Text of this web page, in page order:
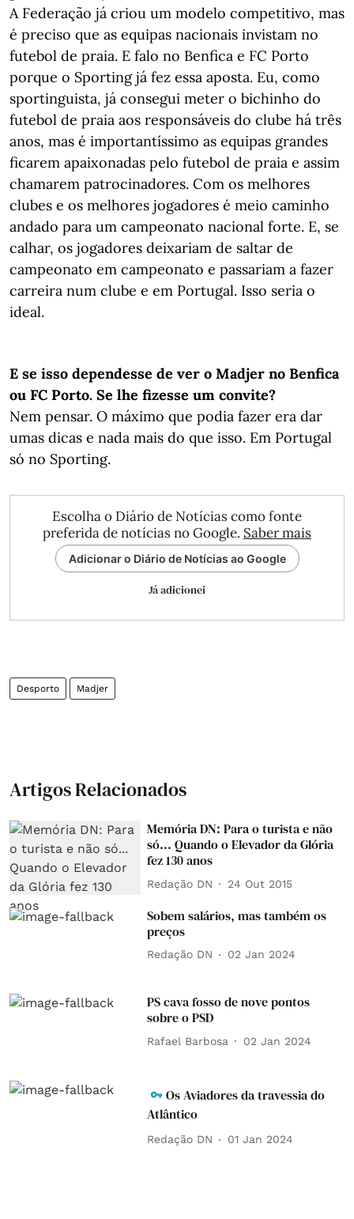
A Federação já criou um modelo competitivo, mas
é preciso que as equipas nacionais invistam no
futebol de praia. E falo no Benfica e FC Porto
porque o Sporting já fez essa aposta. Eu, como
sportinguista, já consegui meter o bichinho do
futebol de praia aos responsáveis do clube há três
anos, mas é importantíssimo as equipas grandes
ficarem apaixonadas pelo futebol de praia e assim
chamarem patrocinadores. Com os melhores
clubes e os melhores jogadores é meio caminho
andado para um campeonato nacional forte. E, se
calhar, os jogadores deixariam de saltar de
campeonato em campeonato e passariam a fazer
carreira num clube e em Portugal. Isso seria o
ideal.
E se isso dependesse de ver o Madjer no Benfica
ou FC Porto. Se lhe fizesse um convite?
Nem pensar. O máximo que podia fazer era dar
umas dicas e nada mais do que isso. Em Portugal
só no Sporting.
Escolha o Diário de Notícias como fonte
preferida de notícias no Google. Saber mais
Adicionar o Diário de Notícias ao Google
Já adicionei
Desporto Madjer
Artigos Relacionados
Memória DN: Para o turista e não
só... Quando o Elevador da Glória
fez 130 anos
Redação DN 24 Out 2015
Sobem salários, mas também os
preços
Redação DN 02 Jan 2024
PS cava fosso de nove pontos
sobre o PSD
Rafael Barbosa 02 Jan 2024
Os Aviadores da travessia do
Atlântico
Redação DN 01 Jan 2024